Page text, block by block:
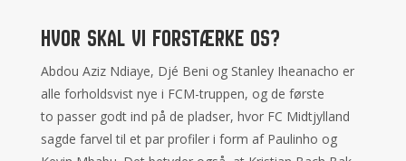
Hvor skal vi forstærke os?
Abdou Aziz Ndiaye, Djé Beni og Stanley Iheanacho er
alle forholdsvist nye i FCM-truppen, og de første
to passer godt ind på de pladser, hvor FC Midtjylland
sagde farvel til et par profiler i form af Paulinho og